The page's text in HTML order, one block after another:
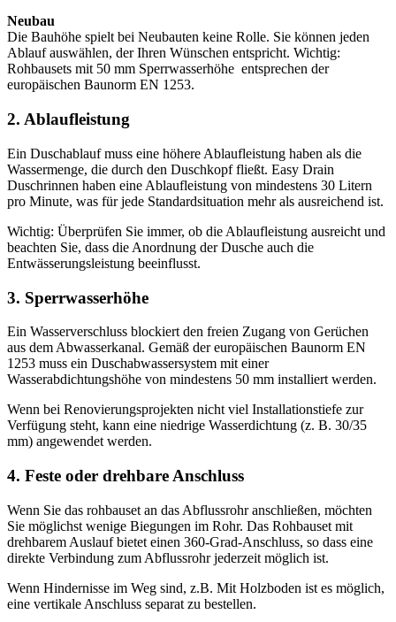
Neubau
Die Bauhöhe spielt bei Neubauten keine Rolle. Sie können jeden
Ablauf auswählen, der Ihren Wünschen entspricht. Wichtig:
Rohbausets mit 50 mm Sperrwasserhöhe entsprechen der
europäischen Baunorm EN 1253.
2. Ablaufleistung
Ein Duschablauf muss eine höhere Ablaufleistung haben als die
Wassermenge, die durch den Duschkopf fließt. Easy Drain
Duschrinnen haben eine Ablaufleistung von mindestens 30 Litern
pro Minute, was für jede Standardsituation mehr als ausreichend ist.
Wichtig: Überprüfen Sie immer, ob die Ablaufleistung ausreicht und
beachten Sie, dass die Anordnung der Dusche auch die
Entwässerungsleistung beeinflusst.
3. Sperrwasserhöhe
Ein Wasserverschluss blockiert den freien Zugang von Gerüchen
aus dem Abwasserkanal. Gemäß der europäischen Baunorm EN
1253 muss ein Duschabwassersystem mit einer
Wasserabdichtungshöhe von mindestens 50 mm installiert werden.
Wenn bei Renovierungsprojekten nicht viel Installationstiefe zur
Verfügung steht, kann eine niedrige Wasserdichtung (z. B. 30/35
mm) angewendet werden.
4. Feste oder drehbare Anschluss
Wenn Sie das rohbauset an das Abflussrohr anschließen, möchten
Sie möglichst wenige Biegungen im Rohr. Das Rohbauset mit
drehbarem Auslauf bietet einen 360-Grad-Anschluss, so dass eine
direkte Verbindung zum Abflussrohr jederzeit möglich ist.
Wenn Hindernisse im Weg sind, z.B. Mit Holzboden ist es möglich,
eine vertikale Anschluss separat zu bestellen.